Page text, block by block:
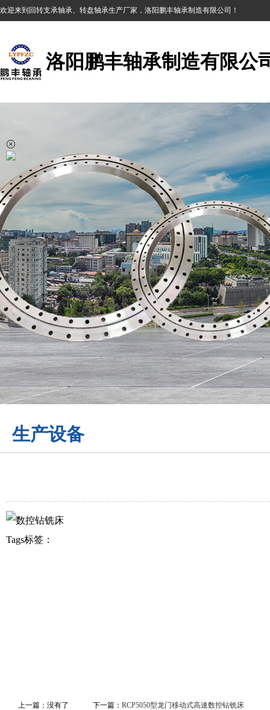
欢迎来到回转支承轴承、转盘轴承生产厂家，洛阳鹏丰轴承制造有限公司！
洛阳鹏丰轴承制造有限公
生产设备
Tags标签：
上一篇：没有了 下一篇： RCP5050型龙门移动式高速数控钻铣床